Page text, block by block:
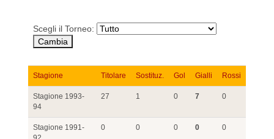
Scegli il Torneo:
Stagione Titolare Sostituz. Gol Gialli Rossi
Stagione 1993-
94
27 1 0 7 0
Stagione 1991-
0 0 0 0 0